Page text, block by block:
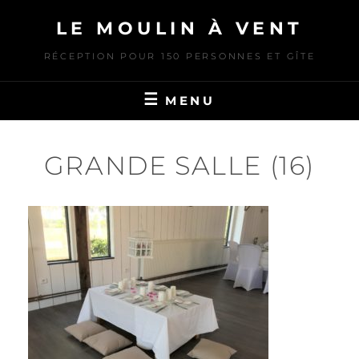
content
LE MOULIN À VENT
RÉCEPTION POUR 150 PERSONNES ET GÎTE
MENU
GRANDE SALLE (16)